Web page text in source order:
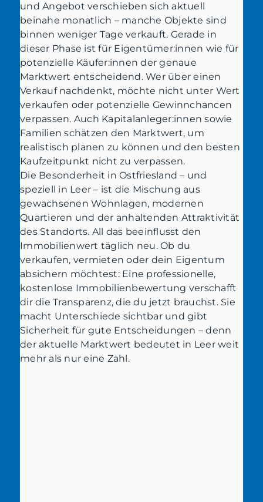
und Angebot verschieben sich aktuell
beinahe monatlich – manche Objekte sind
binnen weniger Tage verkauft. Gerade in
dieser Phase ist für Eigentümer:innen wie für
potenzielle Käufer:innen der genaue
Marktwert entscheidend. Wer über einen
Verkauf nachdenkt, möchte nicht unter Wert
verkaufen oder potenzielle Gewinnchancen
verpassen. Auch Kapitalanleger:innen sowie
Familien schätzen den Marktwert, um
realistisch planen zu können und den besten
Kaufzeitpunkt nicht zu verpassen.
Die Besonderheit in Ostfriesland – und
speziell in Leer – ist die Mischung aus
gewachsenen Wohnlagen, modernen
Quartieren und der anhaltenden Attraktivität
des Standorts. All das beeinflusst den
Immobilienwert täglich neu. Ob du
verkaufen, vermieten oder dein Eigentum
absichern möchtest: Eine professionelle,
kostenlose Immobilienbewertung verschafft
dir die Transparenz, die du jetzt brauchst. Sie
macht Unterschiede sichtbar und gibt
Sicherheit für gute Entscheidungen – denn
der aktuelle Marktwert bedeutet in Leer weit
mehr als nur eine Zahl.